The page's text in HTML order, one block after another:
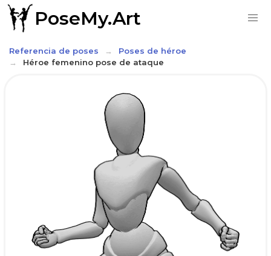
PoseMy.Art
Referencia de poses
Poses de héroe
Héroe femenino pose de ataque